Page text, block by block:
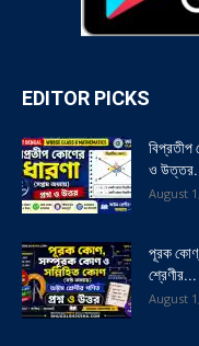
EDITOR PICKS
বিপ্রতীপ
ও
August
পূরক
শ্রেণীর...
August